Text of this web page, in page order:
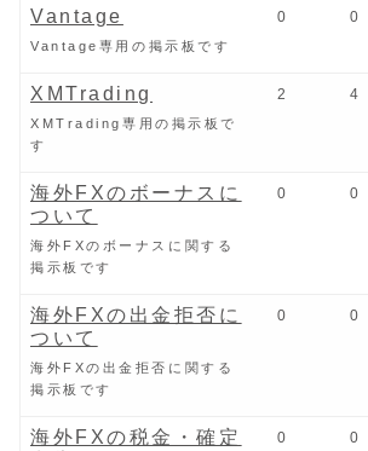
Vantage
Vantage専用の掲示板です
0 0
XMTrading
XMTrading専用の掲示板で
す
2 4
海外FXのボーナスに
ついて
海外FXのボーナスに関する
掲示板です
0 0
海外FXの出金拒否に
ついて
海外FXの出金拒否に関する
掲示板です
0 0
海外FXの税金・確定
0 0